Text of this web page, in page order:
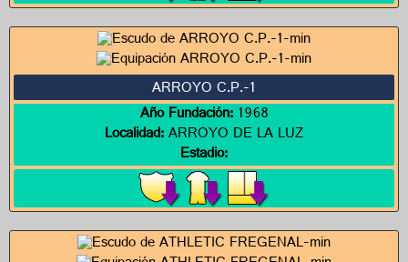
ARROYO C.P.-1
Año Fundación:1968
Localidad:ARROYO DE LA LUZ
Estadio: